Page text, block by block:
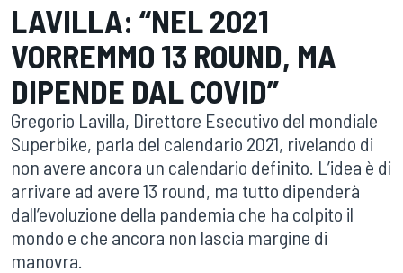
LAVILLA: “NEL 2021
VORREMMO 13 ROUND, MA
DIPENDE DAL COVID”
Gregorio Lavilla, Direttore Esecutivo del mondiale
Superbike, parla del calendario 2021, rivelando di
non avere ancora un calendario definito. L’idea è di
arrivare ad avere 13 round, ma tutto dipenderà
dall’evoluzione della pandemia che ha colpito il
mondo e che ancora non lascia margine di
manovra.